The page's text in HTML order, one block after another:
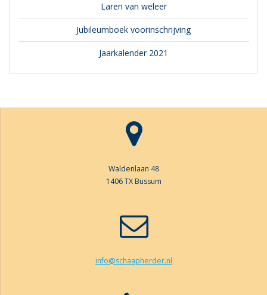
Laren van weleer
Jubileumboek voorinschrijving
Jaarkalender 2021
Waldenlaan 48
1406 TX Bussum
info@schaapherder.nl